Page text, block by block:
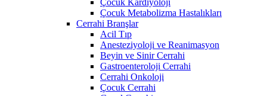
Çocuk Metabolizma Hastalıkları
Cerrahi Branşlar
Acil Tıp
Anesteziyoloji ve Reanimasyon
Beyin ve Sinir Cerrahi
Gastroenteroloji Cerrahi
Cerrahi Onkoloji
Çocuk Cerrahi